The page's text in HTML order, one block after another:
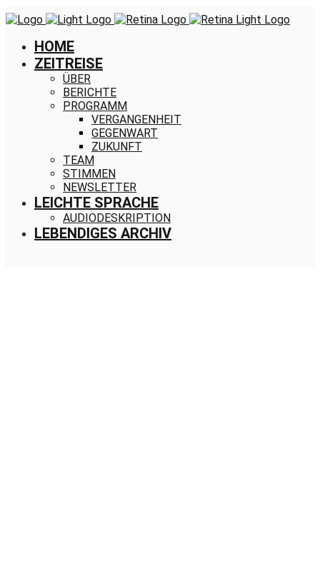
HOME
ZEITREISE
ÜBER
BERICHTE
PROGRAMM
VERGANGENHEIT
GEGENWART
ZUKUNFT
TEAM
STIMMEN
NEWSLETTER
LEICHTE SPRACHE
AUDIODESKRIPTION
LEBENDIGES ARCHIV